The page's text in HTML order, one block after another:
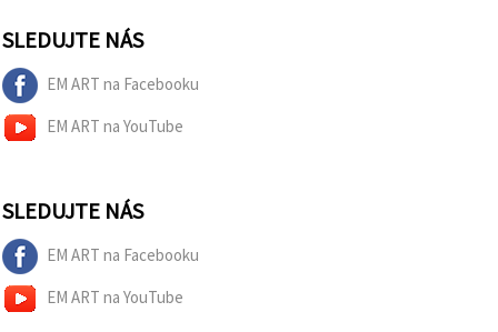
SLEDUJTE NÁS
EM ART na Facebooku
EM ART na YouTube
SLEDUJTE NÁS
EM ART na Facebooku
EM ART na YouTube